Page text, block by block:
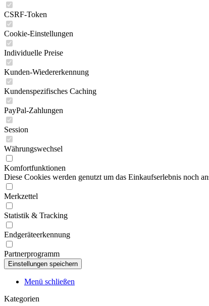
CSRF-Token
Cookie-Einstellungen
Individuelle Preise
Kunden-Wiedererkennung
Kundenspezifisches Caching
PayPal-Zahlungen
Session
Währungswechsel
Komfortfunktionen
Diese Cookies werden genutzt um das Einkaufserlebnis noch
Merkzettel
Statistik & Tracking
Endgeräteerkennung
Partnerprogramm
Menü schließen
Kategorien